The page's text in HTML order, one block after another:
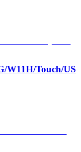
W11H/Touch/US